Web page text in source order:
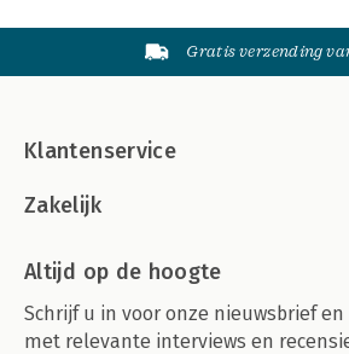
Gratis verzending
Klantenservice
Zakelijk
Altijd op de hoogte
Schrijf u in voor onze nieuwsbrief
met relevante interviews en